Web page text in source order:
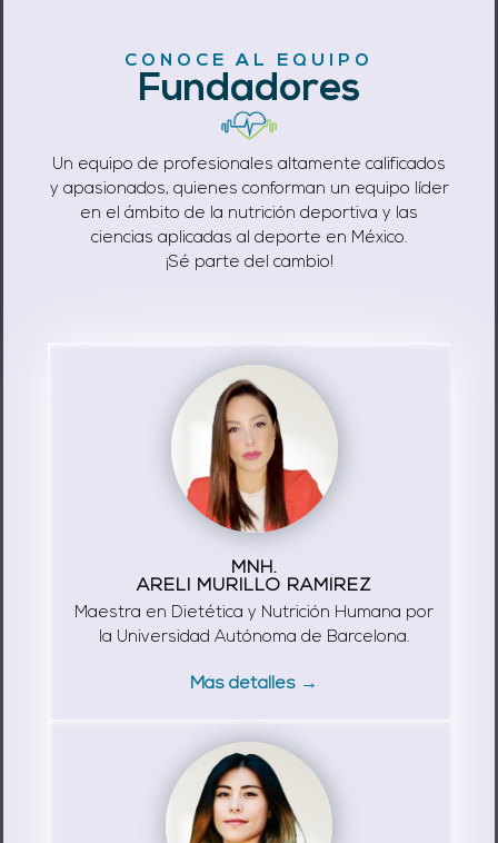
CONOCE AL EQUIPO
Fundadores
Un equipo de profesionales altamente calificados
y apasionados, quienes conforman un equipo líder
en el ámbito de la nutrición deportiva y las
ciencias aplicadas al deporte en México.
¡Sé parte del cambio!
MNH.
ARELI MURILLO RAMÍREZ
Maestra en Dietética y Nutrición Humana por
la Universidad Autónoma de Barcelona.
Más detalles →